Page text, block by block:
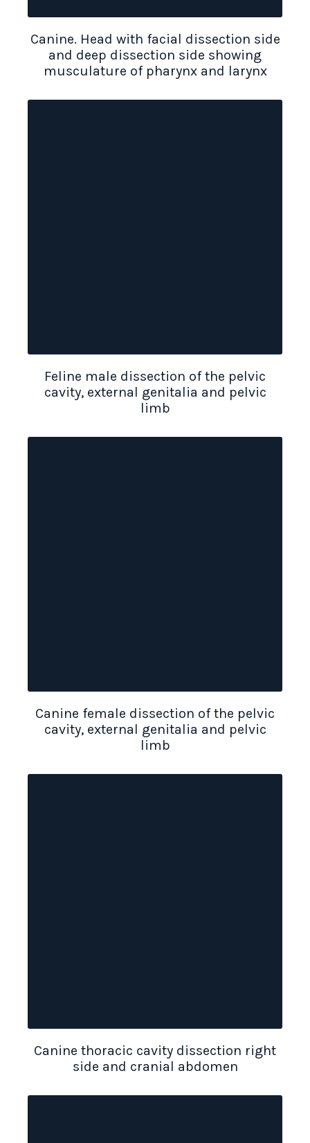
Canine. Head with facial dissection side
and deep dissection side showing
musculature of pharynx and larynx
Feline male dissection of the pelvic
cavity, external genitalia and pelvic
limb
Canine female dissection of the pelvic
cavity, external genitalia and pelvic
limb
Canine thoracic cavity dissection right
side and cranial abdomen